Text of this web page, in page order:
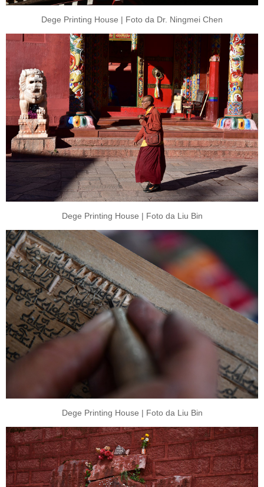
Dege Printing House | Foto da Dr. Ningmei Chen
Dege Printing House | Foto da Liu Bin
Dege Printing House | Foto da Liu Bin